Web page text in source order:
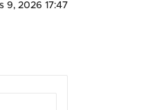
9, 2026 17:47